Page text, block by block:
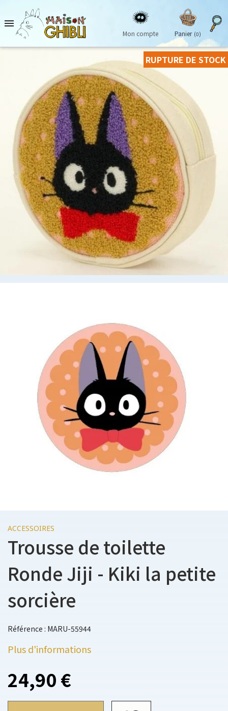

Mon compte Panier (0)
RUPTURE DE STOCK
ACCESSOIRES
Trousse de toilette
Ronde Jiji - Kiki la petite
sorcière
Référence : MARU-55944
Plus d'informations
24,90 €